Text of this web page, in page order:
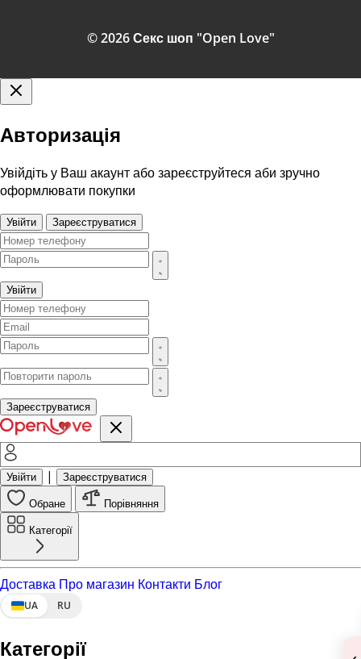
© 2026 Секс шоп "Open Love"
Авторизація
Увійдіть у Ваш акаунт або зареєструйтеся аби зручно
оформлювати покупки
Увійти Зареєструватися
Увійти
Зареєструватися
Увійти | Зареєструватися
Обране Порівняння
Категорії
Доставка Про магазин Контакти Блог
UA RU
Категорії